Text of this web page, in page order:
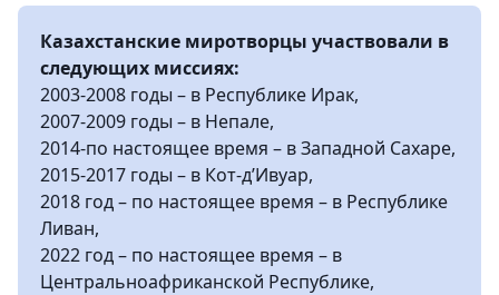
Казахстанские миротворцы участвовали в
следующих миссиях:
2003-2008 годы – в Республике Ирак,
2007-2009 годы – в Непале,
2014-по настоящее время – в Западной Сахаре,
2015-2017 годы – в Кот-д’Ивуар,
2018 год – по настоящее время – в Республике
Ливан,
2022 год – по настоящее время – в
Центральноафриканской Республике,